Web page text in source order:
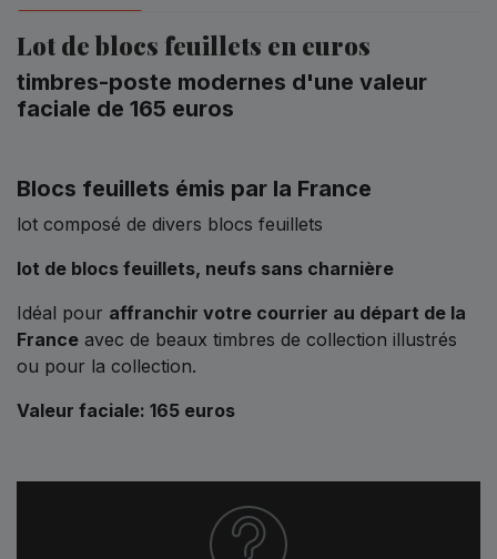
Lot de blocs feuillets en euros
timbres-poste modernes d'une valeur
faciale de 165 euros
Blocs feuillets émis par la France
lot composé de divers blocs feuillets
lot de blocs feuillets, neufs sans charnière
Idéal pour affranchir votre courrier au départ de la
France avec de beaux timbres de collection illustrés
ou pour la collection.
Valeur faciale: 165 euros